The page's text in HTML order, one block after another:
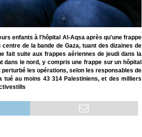
enfants à l'hôpital Al-Aqsa après qu'une frappe
de la bande de Gaza, tuant des dizaines de
fait suite aux frappes aériennes de jeudi dans la
dans le nord, y compris une frappe sur un hôpital
les opérations, selon les responsables de
tué au moins 43 314 Palestiniens, et des milliers